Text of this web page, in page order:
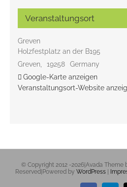
Veranstaltungsort
Greven
Holzfestplatz an der B195
Greven
19258
Germany
Google-Karte anzeigen
Veranstaltungsort-Website
© Copyright 2012 -2026|Avada Theme
Reserved|Powered by WordPress|